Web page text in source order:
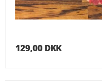
129,00 DKK